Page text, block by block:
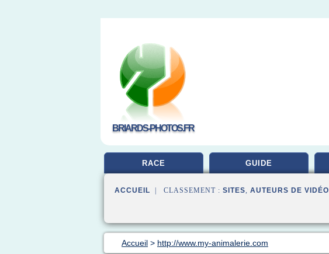
BRIARDS-PHOTOS.FR
RACE GUIDE
ACCUEIL | CLASSEMENT : SITES, AUTEURS DE
Accueil > http://www.my-animalerie.com